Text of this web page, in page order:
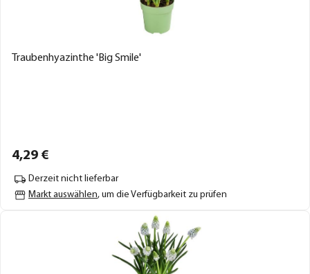
Traubenhyazinthe 'Big Smile'
4,29 €
Derzeit nicht lieferbar
Markt auswählen, um die Verfügbarkeit zu prüfen